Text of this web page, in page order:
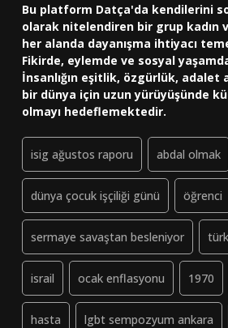
Bu platform Datça'da kendilerini
olarak nitelendiren bir grup kadın
her alanda dayanışma ihtiyacı
Fikirde, eylemde ve sosyal
İnsanlığın eşitlik, özgürlük, adalet
bir dünya için uzun yürüyüşünde
olmayı hedeflemektedir.
isig ağustos raporu abdal olmak
dünya çocuk işçiliği günü öğrenci
sermaye savaştan besleniyor
israil ocak enflasyonu 1970
hasta lgbt sempozyum ankara